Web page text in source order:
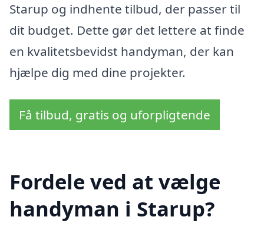
Starup og indhente tilbud, der passer til
dit budget. Dette gør det lettere at finde
en kvalitetsbevidst handyman, der kan
hjælpe dig med dine projekter.
Få tilbud, gratis og uforpligtende
Fordele ved at vælge
handyman i Starup?